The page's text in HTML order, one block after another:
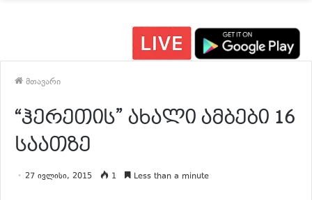
მთავარი
“ჰერეთის” ახალი ამბები 16
საათზე
27 ივლისი, 2015 1 Less than a minute